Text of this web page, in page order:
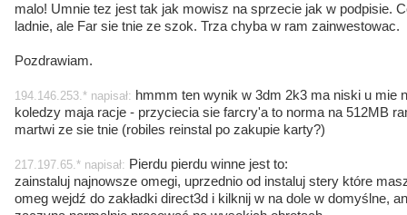
malo! Umnie tez jest tak jak mowisz na sprzecie jak w podpisie.
ladnie, ale Far sie tnie ze szok. Trza chyba w ram zainwestowac.
Pozdrawiam.
194.146.253.* napisał: hmmm ten wynik w 3dm 2k3 ma niski u mie
koledzy maja racje - przyciecia sie farcry'a to norma na 512MB
martwi ze sie tnie (robiles reinstal po zakupie karty?)
217.197.65.* napisał: Pierdu pierdu winne jest to:
zainstaluj najnowsze omegi, uprzednio od instaluj stery które
omeg wejdź do zakładki direct3d i kilknij w na dole w domyślne,